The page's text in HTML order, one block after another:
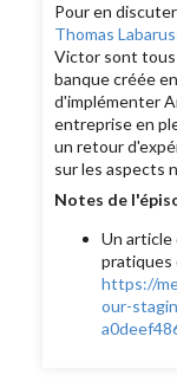
Pour en
Thomas
Victor sont tous
banque créée
d'implémenter
entreprise en
un retour
sur les aspects
Notes de
Un article
pratiques
https://
our-